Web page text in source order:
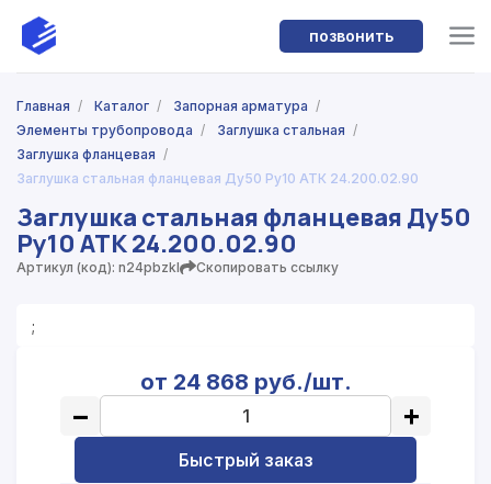
позвонить
Главная / Каталог / Запорная арматура /
Элементы трубопровода / Заглушка стальная /
Заглушка фланцевая /
Заглушка стальная фланцевая Ду50 Ру10 АТК 24.200.02.90
Заглушка стальная фланцевая Ду50
Ру10 АТК 24.200.02.90
Артикул (код): n24pbzkl Скопировать ссылку
;
от 24 868 руб./шт.
− +
Быстрый заказ